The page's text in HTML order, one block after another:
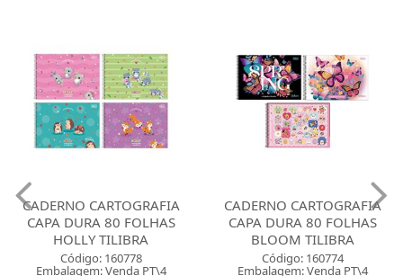
CADERNO CARTOGRAFIA
CAPA DURA 80 FOLHAS
HOLLY TILIBRA
Código: 160778
Embalagem: Venda PT\4
CADERNO CARTOGRAFIA
CAPA DURA 80 FOLHAS
BLOOM TILIBRA
Código: 160774
Embalagem: Venda PT\4